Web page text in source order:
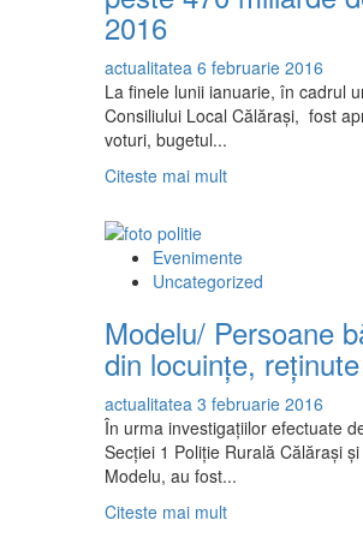
2016
actualitatea 6 februarie 2016
La finele lunii ianuarie, în cadrul
Consiliului Local Călăraşi, fost
voturi, bugetul...
Citeste mai multRead
Călărași-
Investiţii
de
peste
470
miliarde
de
lei
vechi,
în
2016
Evenimente
Uncategorized
Modelu/ Persoane
din locuinţe,
actualitatea 3 februarie 2016
În urma investigaţiilor efectuate
Secţiei 1 Poliţie Rurală Călăraşi
Modelu, au fost...
Citeste mai multRead